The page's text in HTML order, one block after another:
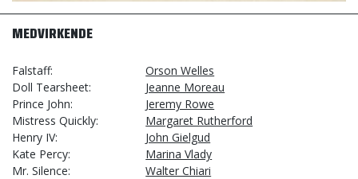
MEDVIRKENDE
Falstaff
Orson Welles
Doll Tearsheet
Jeanne Moreau
Prince John
Jeremy Rowe
Mistress Quickly
Margaret Rutherford
Henry IV
John Gielgud
Kate Percy
Marina Vlady
Mr. Silence
Walter Chiari